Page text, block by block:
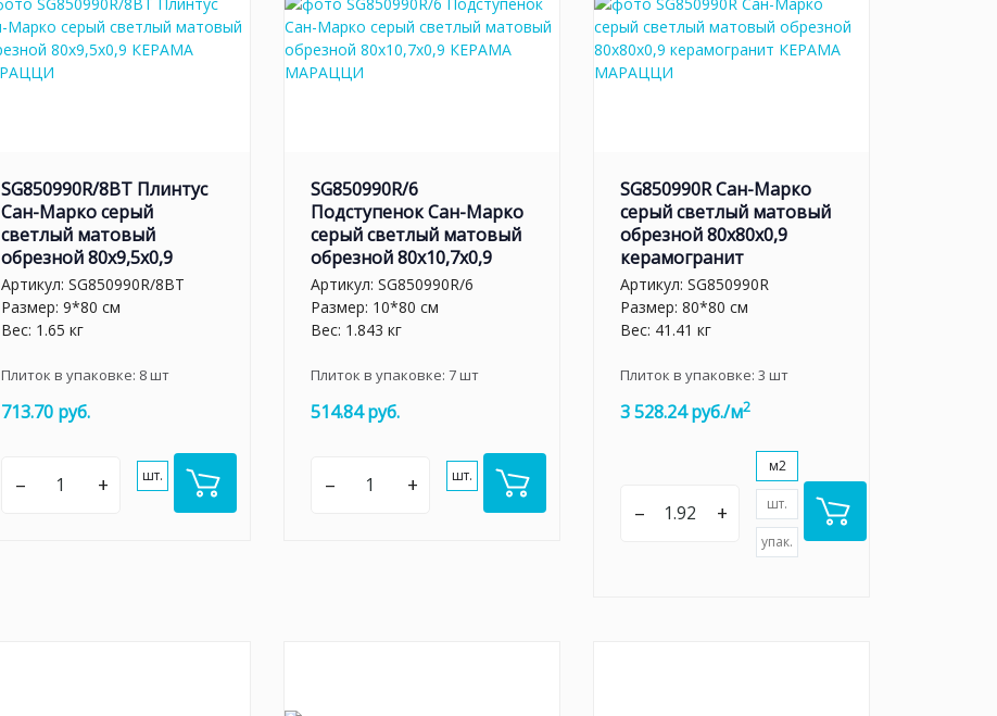
SG850990R/8BT Плинтус
Сан-Марко серый
светлый матовый
обрезной 80x9,5x0,9
Артикул: SG850990R/8BT
Размер: 9*80 см
Вес: 1.65 кг
Плиток в упаковке: 8шт
713.70 руб.
– + шт.
SG850990R/6
Подступенок Сан-Марко
серый светлый матовый
обрезной 80x10,7x0,9
Артикул: SG850990R/6
Размер: 10*80 см
Вес: 1.843 кг
Плиток в упаковке: 7шт
514.84 руб.
– + шт.
SG850990R Сан-Марко
серый светлый матовый
обрезной 80x80x0,9
керамогранит
Артикул: SG850990R
Размер: 80*80 см
Вес: 41.41 кг
Плиток в упаковке: 3 шт
3 528.24 руб./м2
– +
м2
шт.
упак.